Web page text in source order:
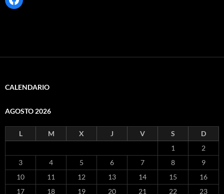
CALENDARIO
AGOSTO 2026
L M X J V S
D
1
2
3
4 5 6 7 8
9
10
11 12 13 14 15
16
17
18 19 20 21 22
23